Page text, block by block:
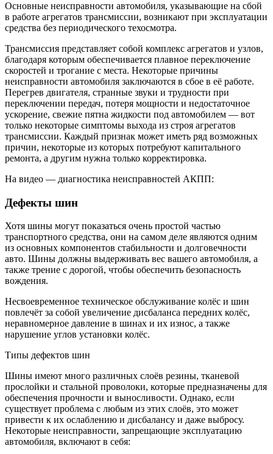
Основные неисправности автомобиля, указывающие на сбой
в работе агрегатов трансмиссии, возникают при эксплуатации
средства без периодического техосмотра.
Трансмиссия представляет собой комплекс агрегатов и узлов,
благодаря которым обеспечивается плавное переключение
скоростей и трогание с места. Некоторые причины
неисправности автомобиля заключаются в сбое в её работе.
Перегрев двигателя, странные звуки и трудности при
переключении передач, потеря мощности и недостаточное
ускорение, свежие пятна жидкости под автомобилем — вот
только некоторые симптомы выхода из строя агрегатов
трансмиссии. Каждый признак может иметь ряд возможных
причин, некоторые из которых потребуют капитального
ремонта, а другим нужна только корректировка.
На видео — диагностика неисправностей АКПП:
Дефекты шин
Хотя шины могут показаться очень простой частью
транспортного средства, они на самом деле являются одним
из основных компонентов стабильности и долговечности
авто. Шины должны выдерживать вес вашего автомобиля, а
также трение с дорогой, чтобы обеспечить безопасность
вождения.
Несвоевременное техническое обслуживание колёс и шин
повлечёт за собой увеличение дисбаланса передних колёс,
неравномерное давление в шинах и их износ, а также
нарушение углов установки колёс.
Типы дефектов шин
Шины имеют много различных слоёв резины, тканевой
прослойки и стальной проволоки, которые предназначены для
обеспечения прочности и выносливости. Однако, если
существует проблема с любым из этих слоёв, это может
привести к их ослаблению и дисбалансу и даже выбросу.
Некоторые неисправности, запрещающие эксплуатацию
автомобиля, включают в себя: